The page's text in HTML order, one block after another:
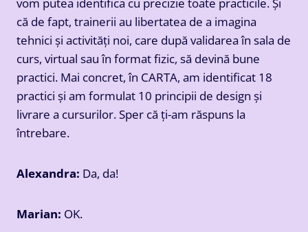
vom putea identifica cu precizie toate practicile. Și
că de fapt, trainerii au libertatea de a imagina
tehnici și activități noi, care după validarea în sala de
curs, virtual sau în format fizic, să devină bune
practici. Mai concret, în CARTA, am identificat 18
practici și am formulat 10 principii de design și
livrare a cursurilor. Sper că ți-am răspuns la
întrebare.
Alexandra: Da, da!
Marian: OK.